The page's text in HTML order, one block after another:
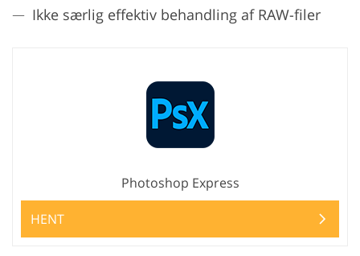
Ikke særlig effektiv behandling af RAW-filer
Photoshop Express
HENT